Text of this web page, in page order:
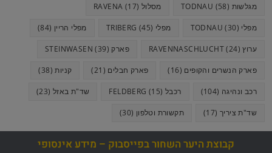
מגלשות TODNAU (58) מסלול RAVENA (17)
מפלי TODNAU (30) מפלי TRIBERG (45) מפלי הריין (84)
ערוץ RAVENNASCHLUCHT (24) פארק STEINWASEN (39)
פארק הנשרים והקופים (16) פארק חבלים (21) קניות(38)
רכב ונהיגה (104) רכבל FELDBERG (15) שד"ת באזל (23)
שד"ת ציריך (17) תקשורת וטלפון (30)
קבוצת היער השחור בפייסבוק – מידע אינסופי